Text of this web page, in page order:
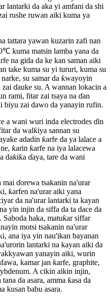
lantarki da aka yi amfani da shi
rushe ruwan aiki kuma ya
tattara yawan kuzarin zafi nan
kuma matsin lamba yana da
na gida da ke kan saman aiki
take kuma su yi tururi, kuma su
su samar da ƙwayoyin
ɗauke su. A wannan lokacin a
rami, fitar zai tsaya na ɗan
biyu zai dawo da yanayin rufin.
a wani wuri inda electrodes ɗin
da walƙiya sannan su
adadin ƙarfe da ya lalace a
ƙarin ƙarfe na iya lalacewa
daƙiƙa ɗaya, tare da wani
ɗorewa tsakanin na'urar
ƙarfen na'urar aiki yana
da na'urar lantarki ta kayan
yin injin da siffa da ta dace da
haka, matuƙar siffar
motsi tsakanin na'urar
ana iya yin nau'ikan bayanan
lantarki na kayan aiki da
yanayin aiki, wurin
kamar jan ƙarfe, graphite,
A cikin aikin injin,
da asara, amma ƙasa da
kusan babu asara.